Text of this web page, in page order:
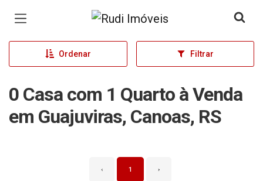
Página inicial
Ordenar Filtrar
0 Casa com 1 Quarto à Venda
em Guajuviras, Canoas, RS
‹ 1 ›